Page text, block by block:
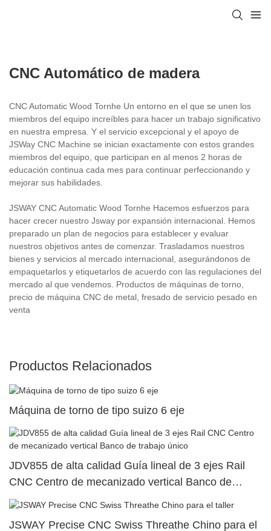
CNC Automático de madera
CNC Automatic Wood Tornhe Un entorno en el que se unen los
miembros del equipo increíbles para hacer un trabajo significativo
en nuestra empresa. Y el servicio excepcional y el apoyo de
JSWay CNC Machine se inician exactamente con estos grandes
miembros del equipo, que participan en al menos 2 horas de
educación continua cada mes para continuar perfeccionando y
mejorar sus habilidades.
JSWAY CNC Automatic Wood Tornhe Hacemos esfuerzos para
hacer crecer nuestro Jsway por expansión internacional. Hemos
preparado un plan de negocios para establecer y evaluar
nuestros objetivos antes de comenzar. Trasladamos nuestros
bienes y servicios al mercado internacional, asegurándonos de
empaquetarlos y etiquetarlos de acuerdo con las regulaciones del
mercado al que vendemos. Productos de máquinas de torno,
precio de máquina CNC de metal, fresado de servicio pesado en
venta
Productos Relacionados
Máquina de torno de tipo suizo 6 eje
JDV855 de alta calidad Guía lineal de 3 ejes Rail
CNC Centro de mecanizado vertical Banco de
trabajo único
JSWAY Precise CNC Swiss Threathe Chino para el